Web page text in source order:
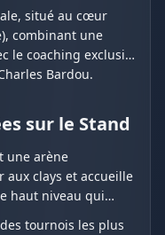
situé au cœur
combinant une
le coaching exclusif
Bardou.
sur le Stand
une arène
clays et accueille
haut niveau qui
tournois les plus